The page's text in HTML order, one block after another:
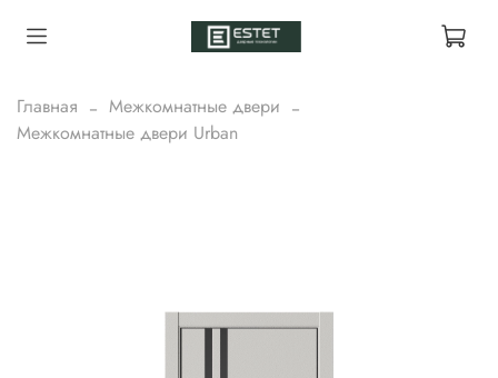
Главная
Межкомнатные двери
Межкомнатные двери Urban